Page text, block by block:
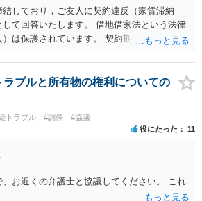
しており，ご友人に契約違反（家賃滞納
て回答いたします。 借地借家法という法律
は保護されています。 契約期間途中であれ
まうことはありません。 さらに，契約期間
も， 建物の老朽化が著しいとか，賃貸人（大
ってしまったというような事情がない限り，
す。 したがって，ご友人は，大家さんの要望
。 ご友人としては， Ａ 退去しないと主張
，相応の立退料を支払ってもらう という，
ことができます。さらに，Ｂの亜種として
半年先として，それまでの期間の賃料を免
もあり得るかもしれません（実質的には半年
とになります。）。 ストレスで体調を崩さ
ブルと所有物の権利についての
トラブル #調停 #協議
役にたった 11
お近くの弁護士と協議してください。 これ